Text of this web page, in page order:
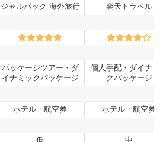
ジャルパック 海外旅行
パッケージツアー・ダ
イナミックパッケージ
ホテル・航空券
低
楽天トラベル
個人手配・ダイナミ
クパッケージ
ホテル・航空券
中